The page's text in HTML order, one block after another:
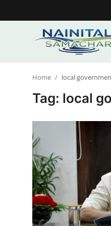
🗳️ राजनीति
🏞️ पर्यटन और संस्कृति
🌍 अंतर्राष्ट्रीय समाचार
💼 व्यापार और अर्थव्यवस्था
Home local
Tag: local